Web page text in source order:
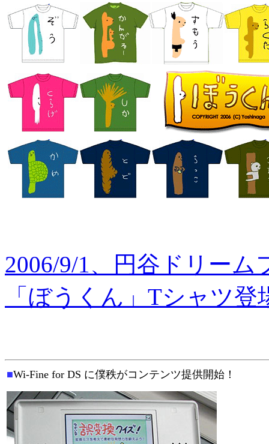
2006/9/1、円谷ドリー
「ぼうくん」Tシャツ登
■Wi-Fine for DS に僕秩がコンテンツ提供開始！